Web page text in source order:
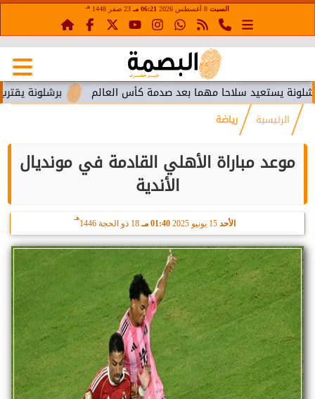
السبت 06:21 مـ 23 صفر 1448 هـ
برشلونة يقترب من يستعيد سلاحا مهما بعد صدمة كأس العالم
الرئيسية رياضة
موعد مباراة الأهلي القادمة في مونديال
الأندية
الأحد 01:40 مـ 18 ذو الحجة 1446
هـ